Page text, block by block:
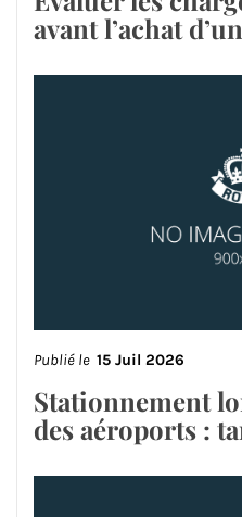
avant l’achat
Publié le 15 Juil 2026
Stationnement
des aéroports :